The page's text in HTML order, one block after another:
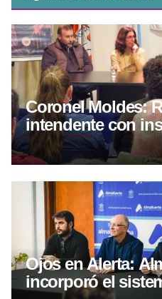
Coronel Moldes:
intendente con
coordinar
Ojos en Alerta:
incorporó el